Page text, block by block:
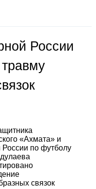
России
«Ахмата» и
России по футболу
связок